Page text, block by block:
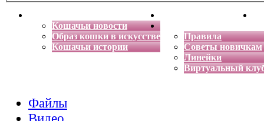
Кошачьи новости
Образ кошки в искусстве
Кошачьи истории
Энциклопедия кошек
Правила
Советы новичкам
Линейки
Виртуальный
Файлы